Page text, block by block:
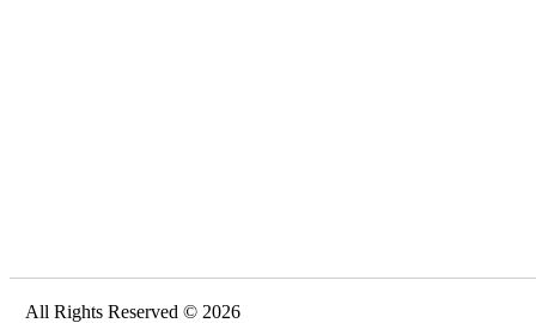
All Rights Reserved © 2026